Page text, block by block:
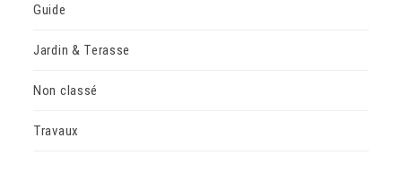
Guide
Jardin & Terasse
Non classé
Travaux